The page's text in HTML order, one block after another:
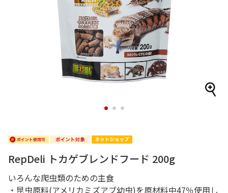
1 2 3
RepDeli トカゲブレンドフード 200g
いろんな爬虫類のための主食
・昆虫原料(アメリカミズアブ幼虫)を原材料中47％使用し